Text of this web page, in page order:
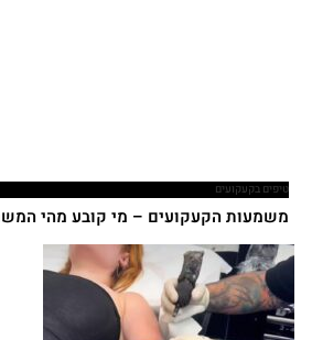
טיפים בקעקועים
משמעות הקעקועים – מי קובע מהי